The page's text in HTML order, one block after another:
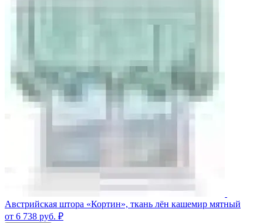
Австрийская штора «Кортин», ткань лён кашемир мятный
от 6 738 руб. ₽